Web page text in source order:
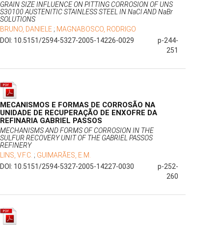
GRAIN SIZE INFLUENCE ON PITTING CORROSION OF UNS
S30100 AUSTENITIC STAINLESS STEEL IN NaCl AND NaBr
SOLUTIONS
BRUNO, DANIELE ; MAGNABOSCO, RODRIGO
DOI: 10.5151/2594-5327-2005-14226-0029
p-244-
251
MECANISMOS E FORMAS DE CORROSÃO NA
UNIDADE DE RECUPERAÇÃO DE ENXOFRE DA
REFINARIA GABRIEL PASSOS
MECHANISMS AND FORMS OF CORROSION IN THE
SULFUR RECOVERY UNIT OF THE GABRIEL PASSOS
REFINERY
LINS, V.F.C. ; GUIMARÃES, E.M.
DOI: 10.5151/2594-5327-2005-14227-0030
p-252-
260